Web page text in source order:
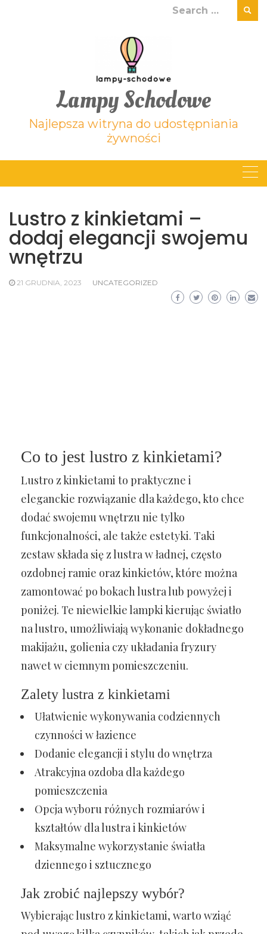
Search
Lampy Schodowe
Najlepsza witryna do udostępniania
żywności
Lustro z kinkietami –
dodaj elegancji swojemu
wnętrzu
21 GRUDNIA, 2023 UNCATEGORIZED
Co to jest lustro z kinkietami?
Lustro z kinkietami to praktyczne i
eleganckie rozwiązanie dla każdego, kto chce
dodać swojemu wnętrzu nie tylko
funkcjonalności, ale także estetyki. Taki
zestaw składa się z lustra w ładnej, często
ozdobnej ramie oraz kinkietów, które można
zamontować po bokach lustra lub powyżej i
poniżej. Te niewielkie lampki kierując światło
na lustro, umożliwiają wykonanie dokładnego
makijażu, golienia czy układania fryzury
nawet w ciemnym pomieszczeniu.
Zalety lustra z kinkietami
Ułatwienie wykonywania codziennych
czynności w łazience
Dodanie elegancji i stylu do wnętrza
Atrakcyjna ozdoba dla każdego
pomieszczenia
Opcja wyboru różnych rozmiarów i
kształtów dla lustra i kinkietów
Maksymalne wykorzystanie światła
dziennego i sztucznego
Jak zrobić najlepszy wybór?
Wybierając lustro z kinkietami, warto wziąć